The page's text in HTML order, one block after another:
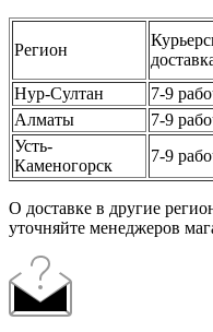
Регион
Нур-Султан
7-9
Алматы
7-9
Усть-
Каменогорск
7-9
О доставке в другие
уточняйте менеджеров